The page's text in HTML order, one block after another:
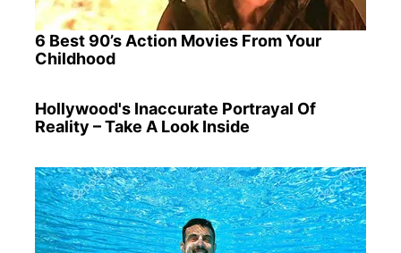
6 Best 90’s Action Movies From Your
Childhood
Hollywood's Inaccurate Portrayal Of
Reality – Take A Look Inside